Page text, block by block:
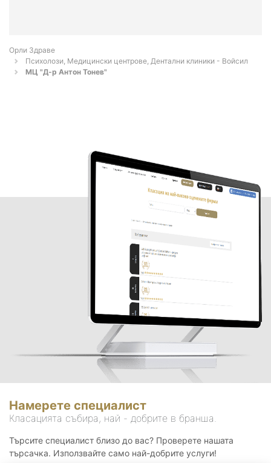
Орли Здраве
Психолози, Медицински центрове, Дентални клиники - Войсил
МЦ "Д-р Антон Тонев"
Намерете специалист
Класацията събира, най - добрите в бранша.
Търсите специалист близо до вас? Проверете нашата
търсачка. Използвайте само най-добрите услуги!